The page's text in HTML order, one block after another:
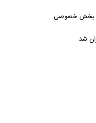
بخش خصوصی